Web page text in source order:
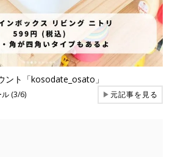
ト「kosodate_osato」
(3/6) ▶元記事を見る